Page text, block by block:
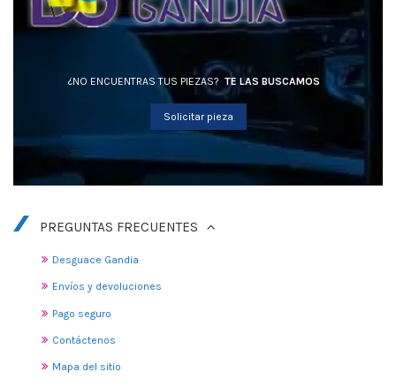
¿NO ENCUENTRAS TUS PIEZAS? TE LAS BUSCAMOS
Solicitar pieza
PREGUNTAS FRECUENTES
Desguace Gandia
Envíos y devoluciones
Pago seguro
Contáctenos
Mapa del sitio